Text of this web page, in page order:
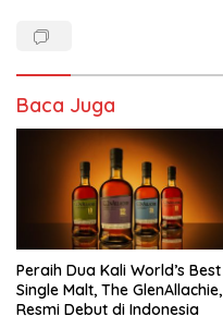
Baca Juga
Peraih Dua Kali World’s Best
Single Malt, The GlenAllachie,
Resmi Debut di Indonesia